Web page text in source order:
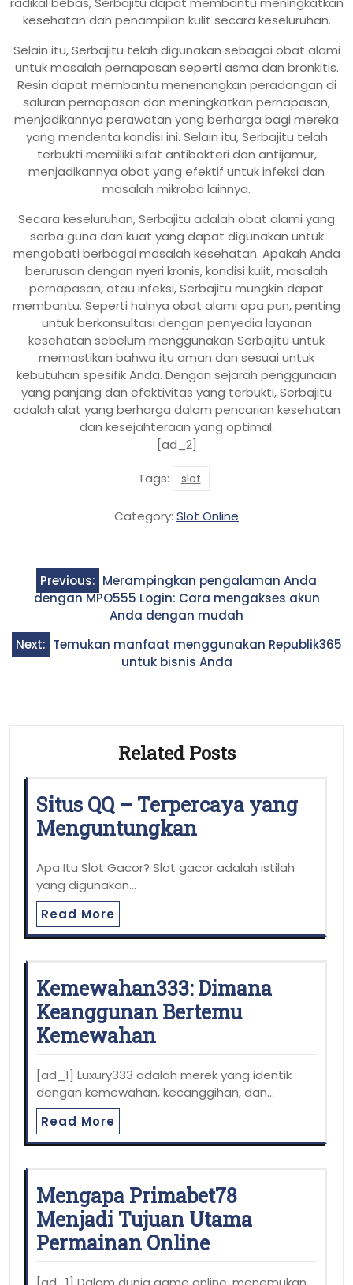
kesehatan dan penampilan kulit secara keseluruhan.
Selain itu, Serbajitu telah digunakan sebagai obat alami
untuk masalah pernapasan seperti asma dan bronkitis.
Resin dapat membantu menenangkan peradangan di
saluran pernapasan dan meningkatkan pernapasan,
menjadikannya perawatan yang berharga bagi mereka
yang menderita kondisi ini. Selain itu, Serbajitu telah
terbukti memiliki sifat antibakteri dan antijamur,
menjadikannya obat yang efektif untuk infeksi dan
masalah mikroba lainnya.
Secara keseluruhan, Serbajitu adalah obat alami yang
serba guna dan kuat yang dapat digunakan untuk
mengobati berbagai masalah kesehatan. Apakah Anda
berurusan dengan nyeri kronis, kondisi kulit, masalah
pernapasan, atau infeksi, Serbajitu mungkin dapat
membantu. Seperti halnya obat alami apa pun, penting
untuk berkonsultasi dengan penyedia layanan
kesehatan sebelum menggunakan Serbajitu untuk
memastikan bahwa itu aman dan sesuai untuk
kebutuhan spesifik Anda. Dengan sejarah penggunaan
yang panjang dan efektivitas yang terbukti, Serbajitu
adalah alat yang berharga dalam pencarian kesehatan
dan kesejahteraan yang optimal.
[ad_2]
Tags: slot
Category: Slot Online
Post
navigation
Previous: Merampingkan pengalaman Anda
dengan MPO555 Login: Cara mengakses akun
Anda dengan mudah
Next: Temukan manfaat menggunakan Republik365
untuk bisnis Anda
Related Posts
Situs QQ – Terpercaya yang
Menguntungkan
Apa Itu Slot Gacor? Slot gacor adalah istilah
yang digunakan…
Read More
Kemewahan333: Dimana
Keanggunan Bertemu
Kemewahan
[ad_1] Luxury333 adalah merek yang identik
dengan kemewahan, kecanggihan, dan…
Read More
Mengapa Primabet78
Menjadi Tujuan Utama
Permainan Online